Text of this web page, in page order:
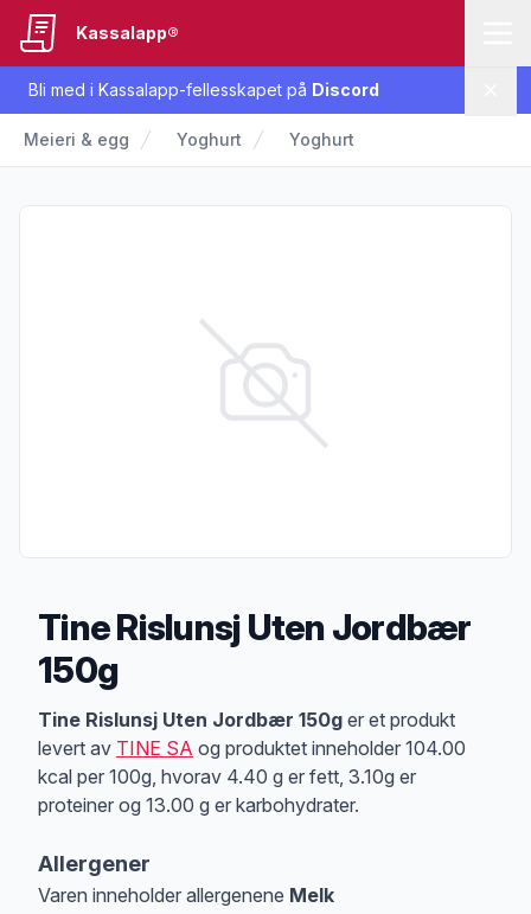
Bli med i Kassalapp-fellesskapet på Discord
Kassalapp®
Meieri & egg Yoghurt Yoghurt
Tine Rislunsj Uten Jordbær
150g
Produktbeskrivelse
Tine Rislunsj Uten Jordbær 150g er et produkt
levert av TINE SA og produktet inneholder 104.00
kcal per 100g, hvorav 4.40 g er fett, 3.10g er
proteiner og 13.00 g er karbohydrater.
Allergener
Varen inneholder allergenene Melk